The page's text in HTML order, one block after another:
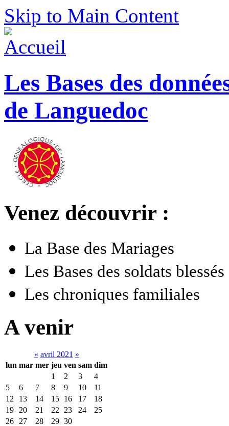
Skip to Main Content
Les Bases des
de Languedoc
Venez découvrir :
La Base des Mariages
Les Bases des soldats
Les chroniques familiales
A venir
« avril 2021 »
lun mar mer jeu ven sam dim
1
2 3
4
5
6 7 8 9 10
11
12
13 14 15 16 17
18
19
20 21 22 23 24
25
26
27 28 29 30